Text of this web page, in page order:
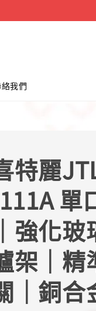
我們
特麗
單
強化玻
架｜精
｜銅合